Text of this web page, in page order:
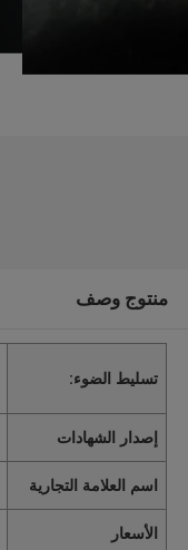
منتوج وصف
تسليط الضوء:
إصدار الشهادات
اسم العلامة التجارية
الأسعار